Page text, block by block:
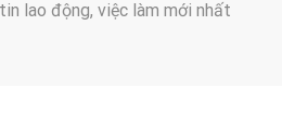
lao động, việc làm mới nhất